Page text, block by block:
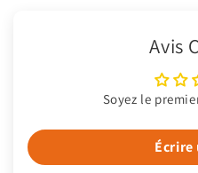
Avis
Soyez le
Écrire